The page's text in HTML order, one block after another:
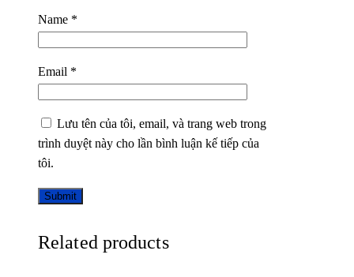
Name *
Email *
Lưu tên của tôi, email, và trang web trong
trình duyệt này cho lần bình luận kế tiếp của
tôi.
Related products